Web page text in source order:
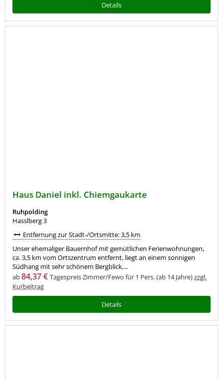
Details
Haus Daniel inkl. Chiemgaukarte
Ruhpolding
Hasslberg 3
Entfernung zur Stadt-/Ortsmitte: 3,5 km
Unser ehemaliger Bauernhof mit gemütlichen Ferienwohnungen,
ca. 3,5 km vom Ortszentrum entfernt, liegt an einem sonnigen
Südhang mit sehr schönem Bergblick,...
ab84,37 € Tagespreis Zimmer/Fewo für 1 Pers. (ab 14 Jahre)zzgl.
Kurbeitrag
Details